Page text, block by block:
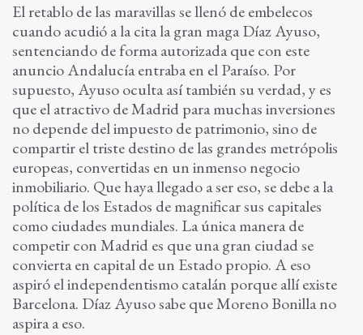
El retablo de las maravillas se llenó de embelecos
cuando acudió a la cita la gran maga Díaz Ayuso,
sentenciando de forma autorizada que con este
anuncio Andalucía entraba en el Paraíso. Por
supuesto, Ayuso oculta así también su verdad, y es
que el atractivo de Madrid para muchas inversiones
no depende del impuesto de patrimonio, sino de
compartir el triste destino de las grandes metrópolis
europeas, convertidas en un inmenso negocio
inmobiliario. Que haya llegado a ser eso, se debe a la
política de los Estados de magnificar sus capitales
como ciudades mundiales. La única manera de
competir con Madrid es que una gran ciudad se
convierta en capital de un Estado propio. A eso
aspiró el independentismo catalán porque allí existe
Barcelona. Díaz Ayuso sabe que Moreno Bonilla no
aspira a eso.